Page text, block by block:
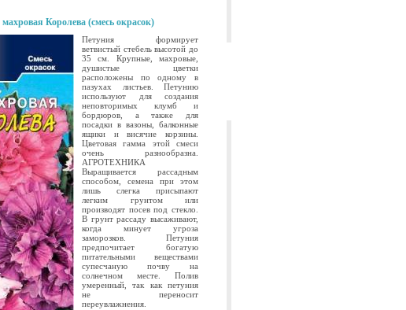
Королева (смесь окрасок)
Петуния формирует
ветвистый стебель высотой до
35 см. Крупные, махровые,
душистые цветки
расположены по одному в
пазухах листьев. Петунию
используют для создания
неповторимых клумб и
бордюров, а также для
посадки в вазоны, балконные
ящики и висячие корзины.
Цветовая гамма этой смеси
очень разнообразна.
АГРОТЕХНИКА
Выращивается рассадным
способом, семена при этом
лишь слегка присыпают
легким грунтом или
производят посев под стекло.
В грунт рассаду высаживают,
когда минует угроза
заморозков. Петуния
предпочитает богатую
питательными веществами
супесчаную почву на
солнечном месте. Полив
умеренный, так как петуния
не переносит
переувлажнения.